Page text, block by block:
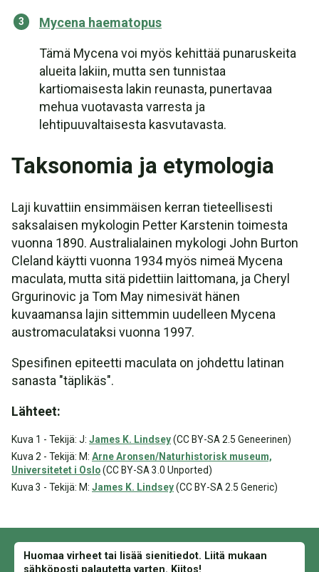
Mycena haematopus
Tämä Mycena voi myös kehittää punaruskeita
alueita lakiin, mutta sen tunnistaa
kartiomaisesta lakin reunasta, punertavaa
mehua vuotavasta varresta ja
lehtipuuvaltaisesta kasvutavasta.
Taksonomia ja etymologia
Laji kuvattiin ensimmäisen kerran tieteellisesti
saksalaisen mykologin Petter Karstenin toimesta
vuonna 1890. Australialainen mykologi John Burton
Cleland käytti vuonna 1934 myös nimeä Mycena
maculata, mutta sitä pidettiin laittomana, ja Cheryl
Grgurinovic ja Tom May nimesivät hänen
kuvaamansa lajin sittemmin uudelleen Mycena
austromaculataksi vuonna 1997.
Spesifinen epiteetti maculata on johdettu latinan
sanasta "täplikäs".
Lähteet:
Kuva 1 - Tekijä: J: James K. Lindsey(CC BY-SA 2.5 Geneerinen)
Kuva 2 - Tekijä: M: Arne Aronsen/Naturhistorisk museum,
Universitetet i Oslo(CC BY-SA 3.0 Unported)
Kuva 3 - Tekijä: M: James K. Lindsey(CC BY-SA 2.5 Generic)